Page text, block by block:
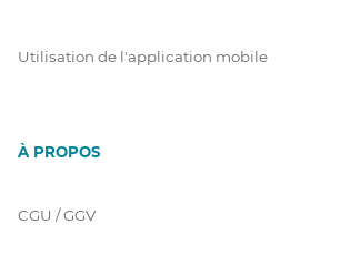
Utilisation de l'application mobile
À PROPOS
CGU / GGV